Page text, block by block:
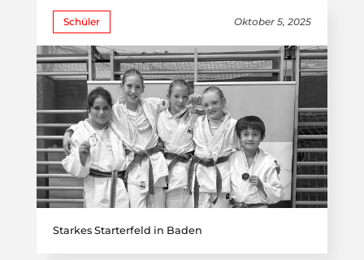
Schüler Oktober 5, 2025
Starkes Starterfeld in Baden